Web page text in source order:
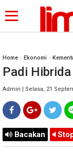
Home » Ekonomi »
Padi
Admin | Selasa, 21
Bacakan